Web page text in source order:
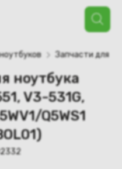
Поиск
товаров
Запчасти для
ноутбука
V3-531G,
Q5WS1